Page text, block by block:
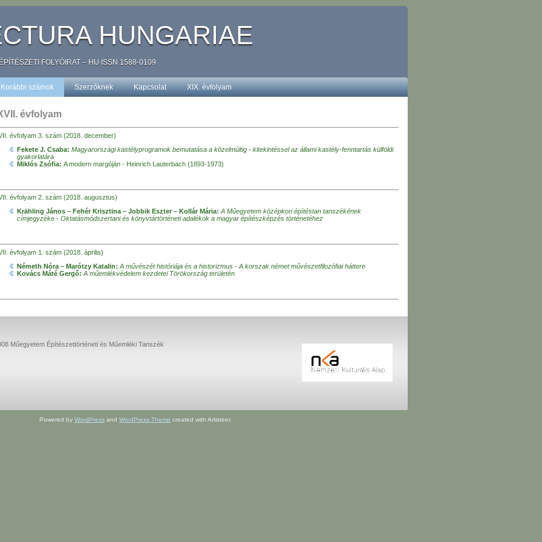
HUNGARIAE
FOLYÓIRAT – HU ISSN 1588-0109
Korábbi számok Szerzőknek Kapcsolat XIX. évfolyam
évfolyam
évfolyam 3. szám (2018. december)
Fekete J. Csaba: Magyarországi kastélyprogramok bemutatása a közelmúltig - kitekintéssel az állami kastély-fenntartás külföldi
gyakorlatára
Miklós Zsófia: A modern margóján - Heinrich Lauterbach (1893-1973)
évfolyam 2. szám (2018. augusztus)
Krähling János – Fehér Krisztina – Jobbik Eszter – Kollár Mária: A Műegyetem középkori építéstan tanszékének
címjegyzéke - Oktatásmódszertani és könyvtártörténeti adalékok a magyar építészképzés történetéhez
évfolyam 1. szám (2018. április)
Németh Nóra – Marótzy Katalin: A művészét históriája és a historizmus - A korszak német művészetfilozófiai háttere
Kovács Máté Gergő: A műemlékvédelem kezdetei Törökország területén
Műegyetem Építészettörténeti és Műemléki Tanszék
Powered byWordPressandWordPress Themecreated with Artisteer.